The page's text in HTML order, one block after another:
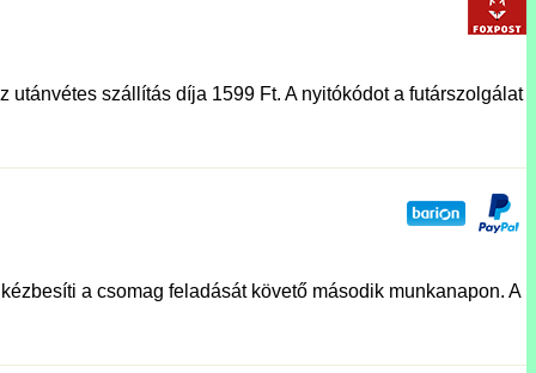
szállítás díja 1599 Ft. A nyitókódot a futárszolgálat
a csomag feladását követő második munkanapon. A